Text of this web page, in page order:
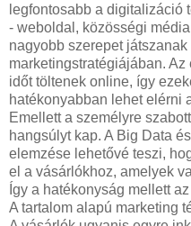
legfontosabb a digitalizáció
- weboldal, közösségi
nagyobb szerepet
marketingstratégiájában.
időt töltenek online, így
hatékonyabban lehet elérni
Emellett a személyre
hangsúlyt kap. A Big Data
elemzése lehetővé teszi,
el a vásárlókhoz, amelyek
Így a hatékonyság mellett
A tartalom alapú marketing